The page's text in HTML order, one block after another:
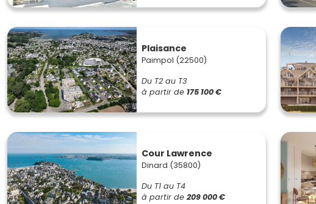
Plaisance
Paimpol (22500)
Du T2 au T3
à partir de 175 100 €
Cour Lawrence
Dinard (35800)
Du T1 au T4
à partir de 209 000 €